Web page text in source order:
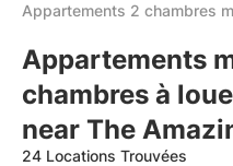
Appartements 2 chambres
Appartements
chambres à
near The
24 Locations Trouvées